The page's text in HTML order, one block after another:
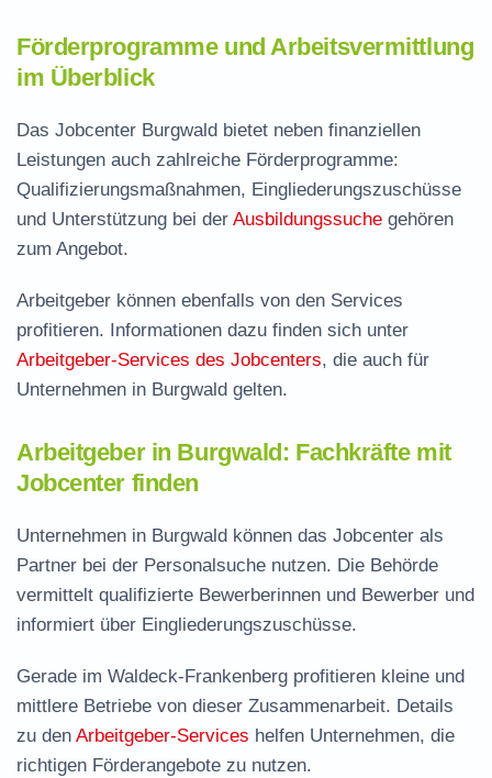
Förderprogramme und Arbeitsvermittlung
im Überblick
Das Jobcenter Burgwald bietet neben finanziellen
Leistungen auch zahlreiche Förderprogramme:
Qualifizierungsmaßnahmen, Eingliederungszuschüsse
und Unterstützung bei der Ausbildungssuche gehören
zum Angebot.
Arbeitgeber können ebenfalls von den Services
profitieren. Informationen dazu finden sich unter
Arbeitgeber-Services des Jobcenters, die auch für
Unternehmen in Burgwald gelten.
Arbeitgeber in Burgwald: Fachkräfte mit
Jobcenter finden
Unternehmen in Burgwald können das Jobcenter als
Partner bei der Personalsuche nutzen. Die Behörde
vermittelt qualifizierte Bewerberinnen und Bewerber und
informiert über Eingliederungszuschüsse.
Gerade im Waldeck-Frankenberg profitieren kleine und
mittlere Betriebe von dieser Zusammenarbeit. Details
zu den Arbeitgeber-Services helfen Unternehmen, die
richtigen Förderangebote zu nutzen.